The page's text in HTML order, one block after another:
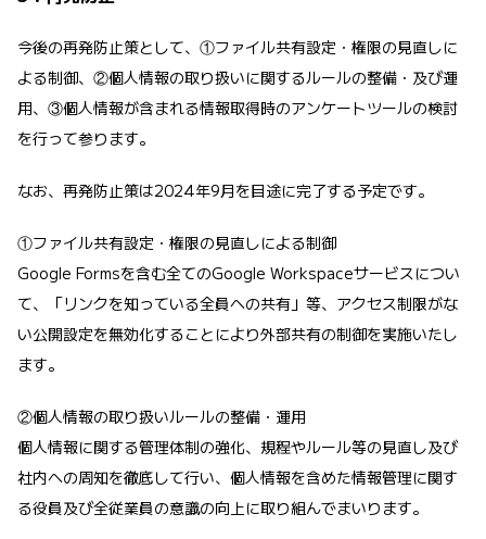
今後の再発防止策として、①ファイル共有設定・権限の見直しに
よる制御、②個人情報の取り扱いに関するルールの整備・及び運
用、③個人情報が含まれる情報取得時のアンケートツールの検討
を行って参ります。
なお、再発防止策は2024年9月を目途に完了する予定です。
①ファイル共有設定・権限の見直しによる制御
Google Formsを含む全てのGoogle Workspaceサービスについ
て、「リンクを知っている全員への共有」等、アクセス制限がな
い公開設定を無効化することにより外部共有の制御を実施いたし
ます。
②個人情報の取り扱いルールの整備・運用
個人情報に関する管理体制の強化、規程やルール等の見直し及び
社内への周知を徹底して行い、個人情報を含めた情報管理に関す
る役員及び全従業員の意識の向上に取り組んでまいります。